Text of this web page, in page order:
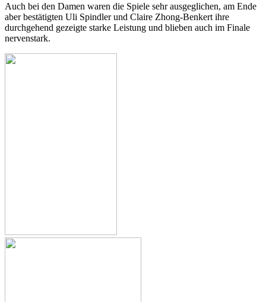
Auch bei den Damen waren die Spiele sehr ausgeglichen, am Ende
aber bestätigten Uli Spindler und Claire Zhong-Benkert ihre
durchgehend gezeigte starke Leistung und blieben auch im Finale
nervenstark.